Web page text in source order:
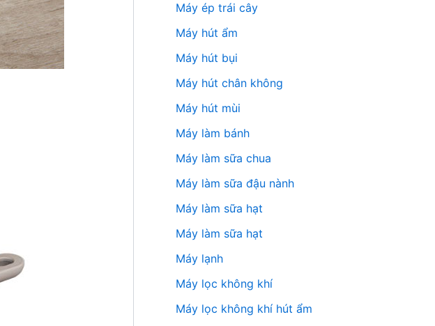
Máy ép trái cây
Máy hút ẩm
Máy hút bụi
Máy hút chân không
Máy hút mùi
Máy làm bánh
Máy làm sữa chua
Máy làm sữa đậu nành
Máy làm sữa hạt
Máy làm sữa hạt
Máy lạnh
Máy lọc không khí
Máy lọc không khí hút ẩm